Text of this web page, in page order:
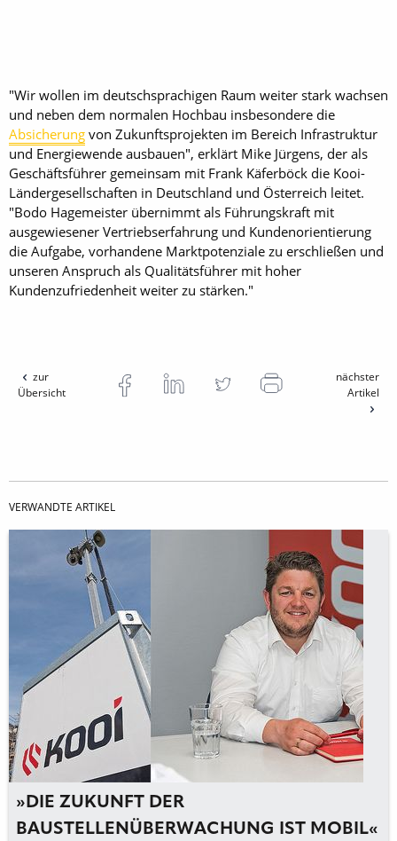
"Wir wollen im deutschsprachigen Raum weiter stark wachsen
und neben dem normalen Hochbau insbesondere die
Absicherung von Zukunftsprojekten im Bereich Infrastruktur
und Energiewende ausbauen", erklärt Mike Jürgens, der als
Geschäftsführer gemeinsam mit Frank Käferböck die Kooi-
Ländergesellschaften in Deutschland und Österreich leitet.
"Bodo Hagemeister übernimmt als Führungskraft mit
ausgewiesener Vertriebserfahrung und Kundenorientierung
die Aufgabe, vorhandene Marktpotenziale zu erschließen und
unseren Anspruch als Qualitätsführer mit hoher
Kundenzufriedenheit weiter zu stärken."
zur
Übersicht
nächster
Artikel
VERWANDTE ARTIKEL
»DIE ZUKUNFT DER
BAUSTELLENÜBERWACHUNG IST MOBIL«